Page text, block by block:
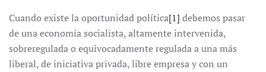
Cuando existe la oportunidad política[1] debemos pasar
de una economía socialista, altamente intervenida,
sobreregulada o equivocadamente regulada a una más
liberal, de iniciativa privada, libre empresa y con un